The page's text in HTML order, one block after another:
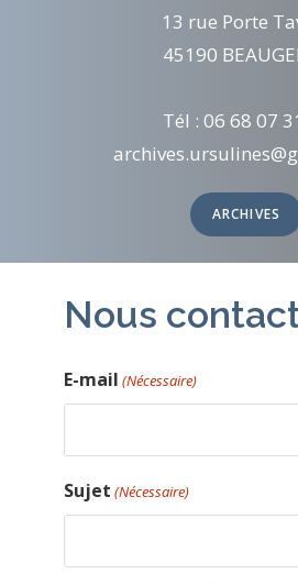
13 rue Porte
45190
Tél : 06 68 07
ARCHIVES
Nous
E-mail (Nécessaire)
Sujet (Nécessaire)